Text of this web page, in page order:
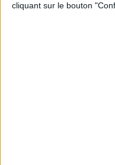
cliquant sur le bouton
SUMMER